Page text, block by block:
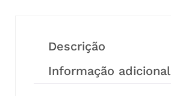
Descrição
Informação adicional